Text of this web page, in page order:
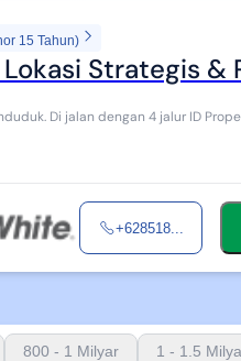
15 Tahun)
Strategis &
6244 / MJ
+628518...
800 - 1 Milyar 1 - 1.5